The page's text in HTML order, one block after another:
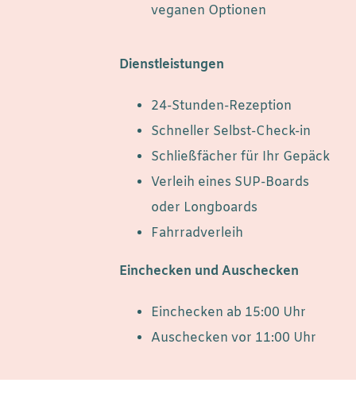
veganen Optionen
Dienstleistungen
24-Stunden-Rezeption
Schneller Selbst-Check-in
Schließfächer für Ihr Gepäck
Verleih eines SUP-Boards
oder Longboards
Fahrradverleih
Einchecken und Auschecken
Einchecken ab 15:00 Uhr
Auschecken vor 11:00 Uhr